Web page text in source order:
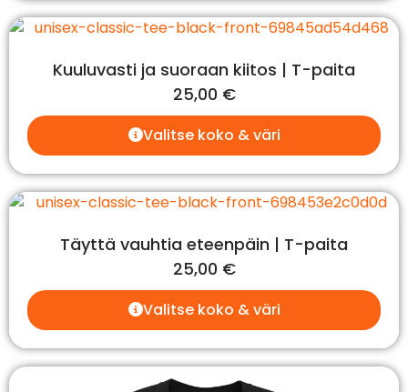
Kuuluvasti ja suoraan kiitos | T-paita
25,00 €
Valitse koko & väri
Täyttä vauhtia eteenpäin | T-paita
25,00 €
Valitse koko & väri